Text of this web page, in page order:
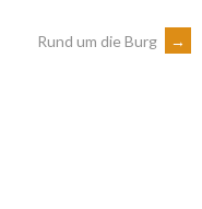
Rund um die Burg →